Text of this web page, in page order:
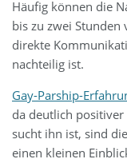
Häufig können die
bis zu zwei
direkte
nachteilig ist.
Gay-Parship-
da deutlich positiver
sucht ihn ist, sind
einen kleinen